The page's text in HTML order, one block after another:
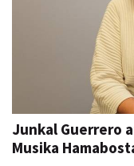
Junkal Guerrero
Musika